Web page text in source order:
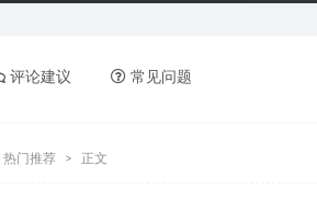
评论建议 常见问题
热门推荐 正文